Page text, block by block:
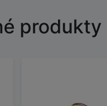
produkty